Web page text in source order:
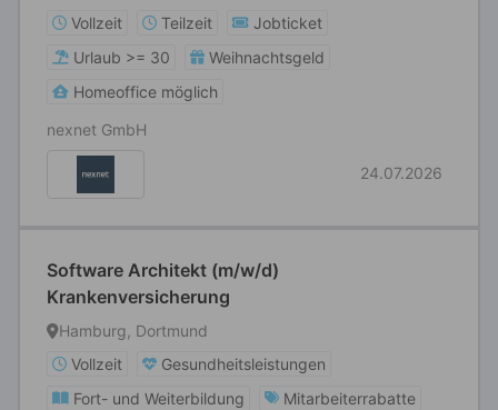
Vollzeit
Teilzeit
Jobticket
Urlaub >= 30
Weihnachtsgeld
Homeoffice möglich
nexnet GmbH
24.07.2026
Software Architekt (m/w/d)
Krankenversicherung
Hamburg, Dortmund
Vollzeit
Gesundheitsleistungen
Fort- und Weiterbildung
Mitarbeiterrabatte